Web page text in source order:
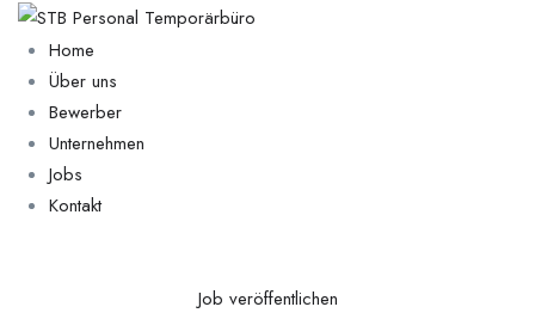
Home
Über uns
Bewerber
Unternehmen
Jobs
Kontakt
Job veröffentlichen